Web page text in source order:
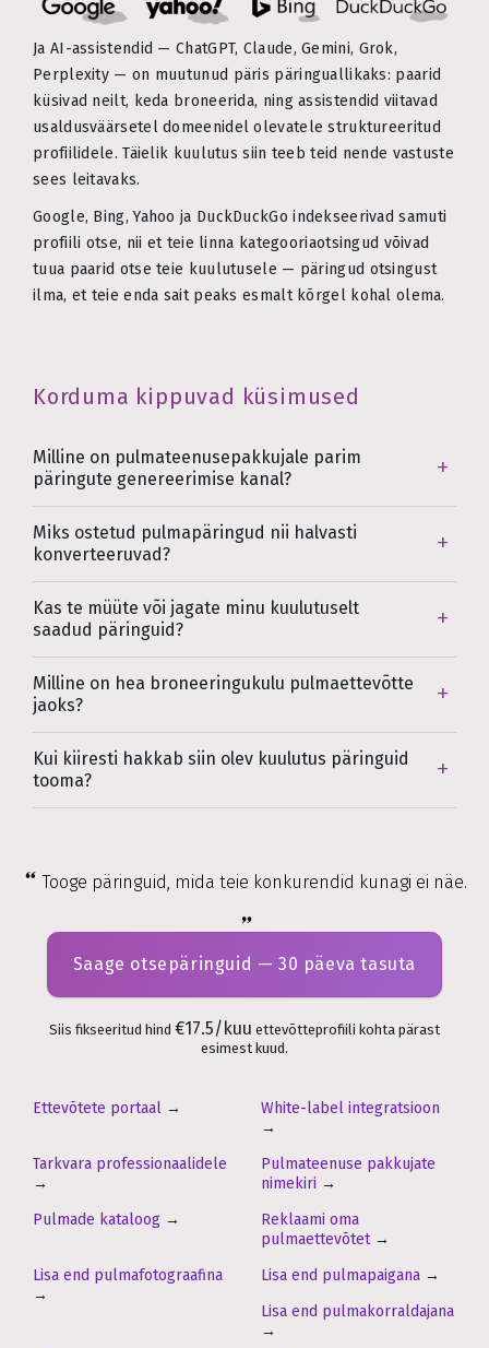
Ja AI-assistendid — ChatGPT, Claude, Gemini, Grok,
Perplexity — on muutunud päris päringuallikaks: paarid
küsivad neilt, keda broneerida, ning assistendid viitavad
usaldusväärsetel domeenidel olevatele struktureeritud
profiilidele. Täielik kuulutus siin teeb teid nende vastuste
sees leitavaks.
Google, Bing, Yahoo ja DuckDuckGo indekseerivad samuti
profiili otse, nii et teie linna kategooriaotsingud võivad
tuua paarid otse teie kuulutusele — päringud otsingust
ilma, et teie enda sait peaks esmalt kõrgel kohal olema.
Korduma kippuvad küsimused
Milline on pulmateenusepakkujale parim
päringute genereerimise kanal?
Miks ostetud pulmapäringud nii halvasti
konverteeruvad?
Kas te müüte või jagate minu kuulutuselt
saadud päringuid?
Milline on hea broneeringukulu pulmaettevõtte
jaoks?
Kui kiiresti hakkab siin olev kuulutus päringuid
tooma?
Tooge päringuid, mida teie konkurendid kunagi ei näe.
Saage otsepäringuid — 30 päeva tasuta
Siis fikseeritud hind €17.5/kuu ettevõtteprofiili kohta pärast
esimest kuud.
Ettevõtete portaal →
White-label integratsioon
→
Tarkvara professionaalidele
→
Pulmateenuse pakkujate
nimekiri →
Pulmade kataloog →
Reklaami oma
pulmaettevõtet→
Lisa end pulmafotograafina
→
Lisa end pulmapaigana →
Lisa end pulmakorraldajana
→